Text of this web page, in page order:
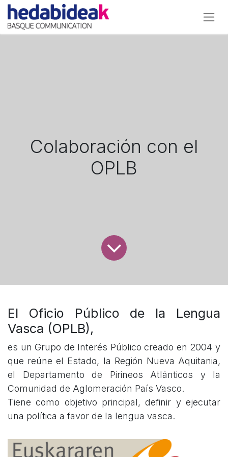
Colaboración con el
OPLB
El Oficio Público de la Lengua
Vasca (OPLB),
es un Grupo de Interés Público creado en 2004 y
que reúne el Estado, la Región Nueva Aquitania,
el Departamento de Pirineos Atlánticos y la
Comunidad de Aglomeración País Vasco.
Tiene como objetivo principal, definir y ejecutar
una política a favor de la lengua vasca.